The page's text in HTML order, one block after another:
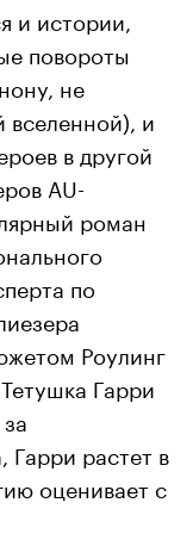
и истории,
повороты
не
вселенной), и
в другой
AU-
роман
по
Роулинг
Гарри
Гарри растет в
оценивает с